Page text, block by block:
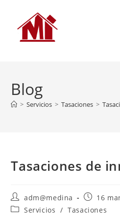
Blog
> Servicios > Tasaciones >
Tasaciones de
adm@medina
16
Servicios / Tasaciones